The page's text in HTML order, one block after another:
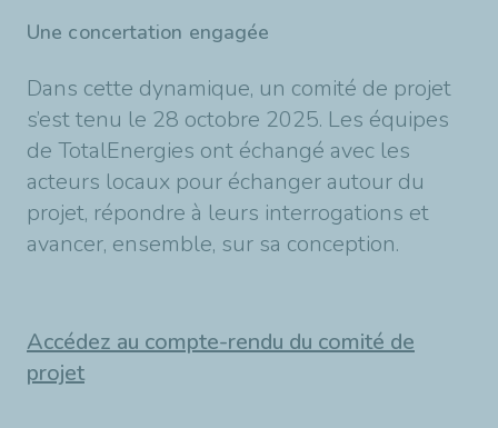
Une concertation engagée
Dans cette dynamique, un comité de projet
s’est tenu le 28 octobre 2025. Les équipes
de TotalEnergies ont échangé avec les
acteurs locaux pour échanger autour du
projet, répondre à leurs interrogations et
avancer, ensemble, sur sa conception.
Accédez au compte-rendu du comité de
projet